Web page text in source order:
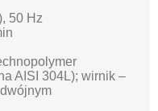
50 Hz
AISI 304L); wirnik –